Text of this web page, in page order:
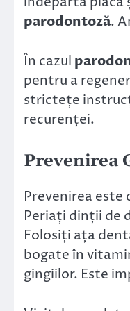
parodontoză.
În cazul
pentru a
strictețe
recurenței.
Prevenirea
Prevenirea este
Periați dinții de
Folosiți ața
bogate în
gingiilor. Este